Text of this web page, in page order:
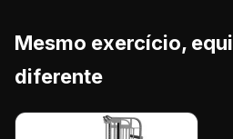
Mesmo exercício,
diferente